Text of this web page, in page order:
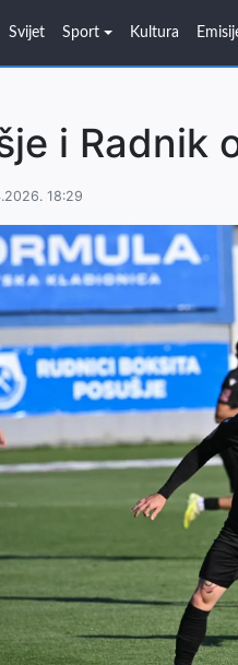
Svijet Sport Kultura
i Radnik
18:29